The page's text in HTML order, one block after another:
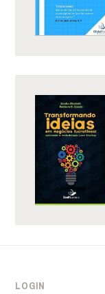
LOGIN